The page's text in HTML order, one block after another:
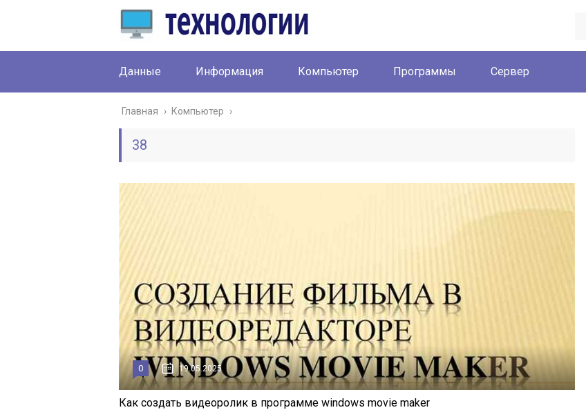
Данные Информация Компьютер Программы Сервер
Главная › Компьютер ›
38
0 19.05.2025
Как создать видеоролик в программе windows movie maker